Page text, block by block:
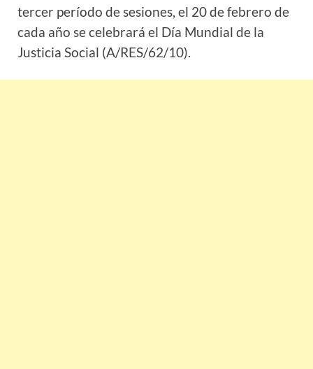
tercer período de sesiones, el 20 de febrero de
cada año se celebrará el Día Mundial de la
Justicia Social (A/RES/62/10).